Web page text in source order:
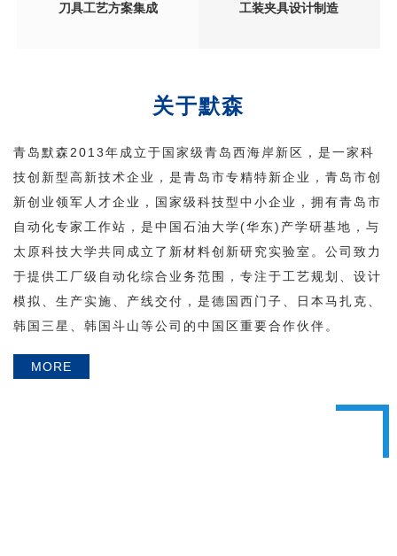
刀具工艺方案集成 工装夹具设计制造
关于默森
青岛默森2013年成立于国家级青岛西海岸新区，是一家科
技创新型高新技术企业，是青岛市专精特新企业，青岛市创
新创业领军人才企业，国家级科技型中小企业，拥有青岛市
自动化专家工作站，是中国石油大学(华东)产学研基地，与
太原科技大学共同成立了新材料创新研究实验室。公司致力
于提供工厂级自动化综合业务范围，专注于工艺规划、设计
模拟、生产实施、产线交付，是德国西门子、日本马扎克、
韩国三星、韩国斗山等公司的中国区重要合作伙伴。
MORE